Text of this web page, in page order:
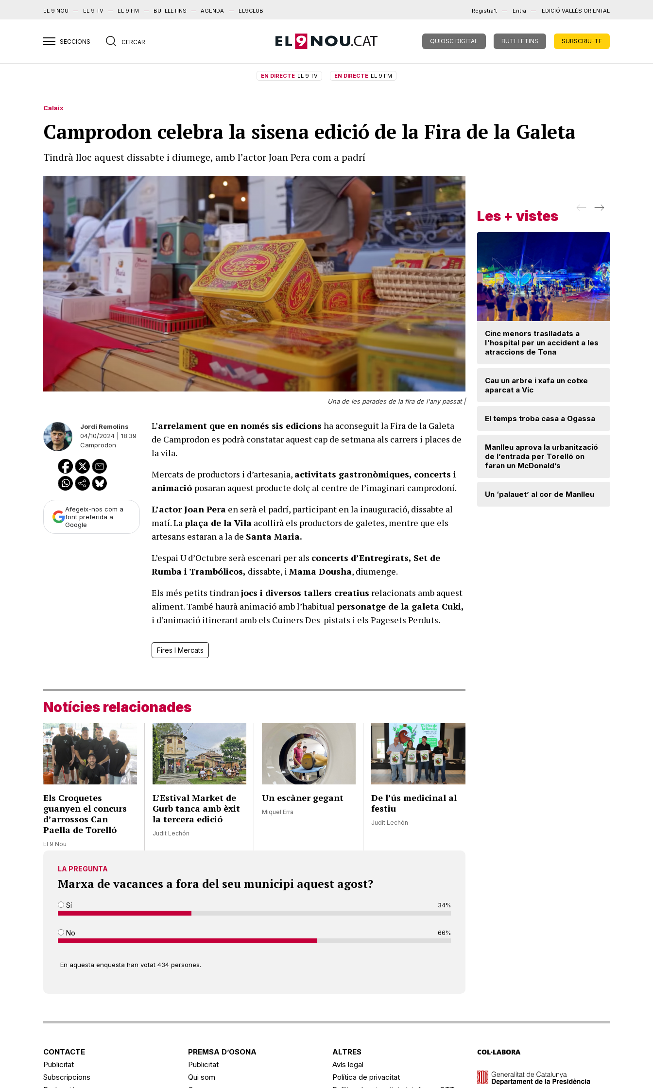
EL 9 NOU EL 9 TV EL 9 FM BUTLLETINS AGENDA EL9CLUB Registra't Entra EDICIÓ VALLÈS ORIENTAL
QUIOSC DIGITAL BUTLLETINS SUBSCRIU-TE
EN DIRECTE EL 9 TV EN DIRECTE EL 9 FM
Calaix
Camprodon celebra la sisena edició de la Fira de la Galeta
Tindrà lloc aquest dissabte i diumege, amb l’actor Joan Pera com a padrí
Una de les parades de la fira de l'any passat |
Jordi Remolins
04/10/2024 | 18:39
Camprodon
Afegeix-nos com a
font preferida a
Google
L’arrelament que en només sis edicions ha aconseguit la Fira de la Galeta
de Camprodon es podrà constatar aquest cap de setmana als carrers i places de
la vila.
Mercats de productors i d’artesania, activitats gastronòmiques, concerts i
animació posaran aquest producte dolç al centre de l’imaginari camprodoní.
L’actor Joan Pera en serà el padrí, participant en la inauguració, dissabte al
matí. Laplaça de la Vila acollirà els productors de galetes, mentre que els
artesans estaran a la de Santa Maria.
L’espai U d’Octubre serà escenari per als concerts d’Entregirats, Set de
Rumba i Trambólicos, dissabte, iMama Dousha, diumenge.
Els més petits tindranjocs i diversos tallers creatius relacionats amb aquest
aliment. També haurà animació amb l’habitualpersonatge de la galeta Cuki,
i d’animació itinerant amb els Cuiners Des-pistats i els Pagesets Perduts.
Fires I Mercats
Notícies relacionades
Els Croquetes
guanyen el concurs
d’arrossos Can
Paella de Torelló
El 9 Nou
L’Estival Market de
Gurb tanca amb èxit
la tercera edició
Judit Lechón
Un escàner gegant
Miquel Erra
De l’ús medicinal al
festiu
Judit Lechón
LA PREGUNTA
Marxa de vacances a fora del seu municipi aquest agost?
Sí 34%
No 66%
En aquesta enquesta han votat 434 persones.
Les + vistes
Cinc menors traslladats a
l'hospital per un accident a les
atraccions de Tona
Cau un arbre i xafa un cotxe
aparcat a Vic
El temps troba casa a Ogassa
Manlleu aprova la urbanització
de l’entrada per Torelló on
faran un McDonald’s
Un ‘palauet’ al cor de Manlleu
CONTACTE
Publicitat
Subscripcions
PREMSA D’OSONA
Publicitat
Qui som
ALTRES
Avís legal
Política de privacitat
COL·LABORA